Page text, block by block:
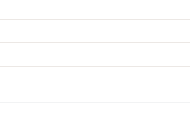
予約したい』などでお困りの相談者さんにおすすめです。